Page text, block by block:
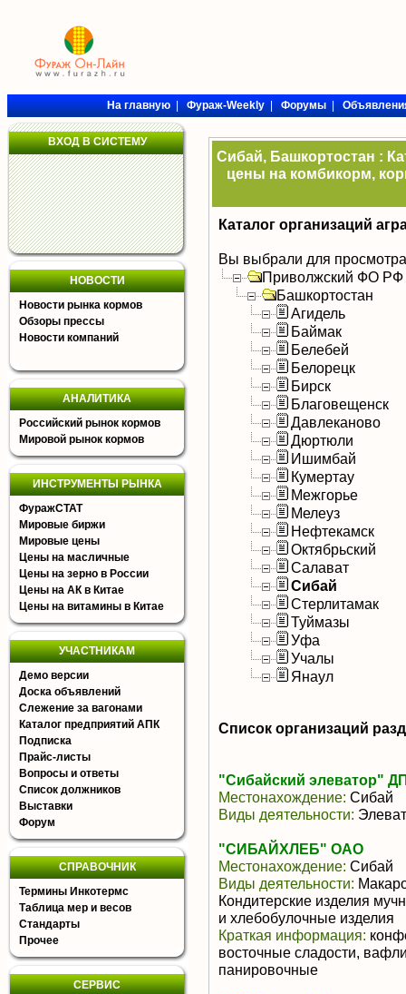
На главную|Фураж-Weekly|Форумы|
ВХОД В СИСТЕМУ
НОВОСТИ
Новости рынка кормов
Обзоры прессы
Новости компаний
АНАЛИТИКА
Российский рынок кормов
Мировой рынок кормов
ИНСТРУМЕНТЫ РЫНКА
ФуражСТАТ
Мировые биржи
Мировые цены
Цены на масличные
Цены на зерно в России
Цены на АК в Китае
Цены на витамины в Китае
УЧАСТНИКАМ
Демо версии
Доска объявлений
Слежение за вагонами
Каталог предприятий АПК
Подписка
Прайс-листы
Вопросы и ответы
Список должников
Выставки
Форум
СПРАВОЧНИК
Термины Инкотермс
Таблица мер и весов
Стандарты
Прочее
СЕРВИС
Сибай, Башкортостан :
цены на комбикорм,
Каталог организаций
Вы выбрали для
Приволжский ФО РФ
Башкортостан
Агидель
Баймак
Белебей
Белорецк
Бирск
Благовещенск
Давлеканово
Дюртюли
Ишимбай
Кумертау
Межгорье
Мелеуз
Нефтекамск
Октябрьский
Салават
Сибай
Стерлитамак
Туймазы
Уфа
Учалы
Янаул
Список организаций
"Сибайский элеватор"
Местонахождение: Сибай
Виды деятельности:
"СИБАЙХЛЕБ" ОАО
Местонахождение: Сибай
Виды деятельности:
Кондитерские изделия
и хлебобулочные изделия
Краткая информация:
восточные сладости,
панировочные